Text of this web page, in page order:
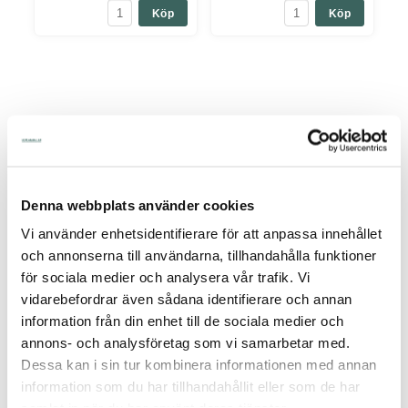
Denna webbplats använder cookies
Vi använder enhetsidentifierare för att anpassa innehållet
och annonserna till användarna, tillhandahålla funktioner
för sociala medier och analysera vår trafik. Vi
vidarebefordrar även sådana identifierare och annan
information från din enhet till de sociala medier och
annons- och analysföretag som vi samarbetar med.
Dessa kan i sin tur kombinera informationen med annan
information som du har tillhandahållit eller som de har
Köp Köp